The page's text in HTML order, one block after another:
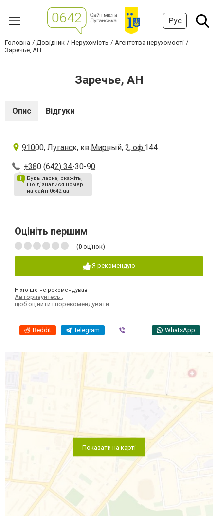
Рус
Головна Довідник Нерухомість
Агентства нерухомості
Заречье, АН
Заречье, АН
Опис Відгуки
91000, Луганск, кв.Мирный, 2, оф.144
+380 (642) 34-30-90
Будь ласка, скажіть,
що дізналися номер
на сайті 0642.ua
Оцініть першим
(0 оцінок)
Я рекомендую
Ніхто ще не рекомендував
Авторизуйтесь
щоб оцінити і порекомендувати
Reddit Telegram WhatsApp
Показати на карті